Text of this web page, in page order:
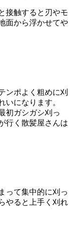
接触すると刃やモ
面から浮かせてや
ンポよく粗めに刈
いになります。
初ガシガシ刈っ
行く散髪屋さんは
って集中的に刈っ
やると上手く刈れ